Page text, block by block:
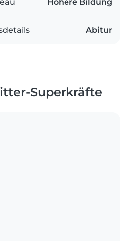
Höhere Bildung
Abitur
Superkräfte